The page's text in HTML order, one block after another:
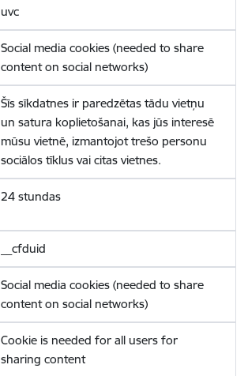
uvc
Social media cookies (needed to share
content on social networks)
Šīs sīkdatnes ir paredzētas tādu vietņu
un satura koplietošanai, kas jūs interesē
mūsu vietnē, izmantojot trešo personu
sociālos tīklus vai citas vietnes.
24 stundas
__cfduid
Social media cookies (needed to share
content on social networks)
Cookie is needed for all users for
sharing content